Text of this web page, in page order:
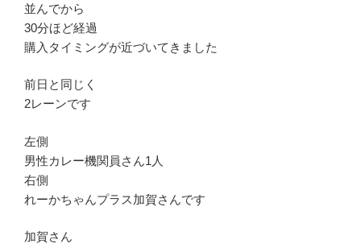
並んでから
30分ほど経過
購入タイミングが近づいてきました
前日と同じく
2レーンです
左側
男性カレー機関員さん1人
右側
れーかちゃんプラス加賀さんです
加賀さん